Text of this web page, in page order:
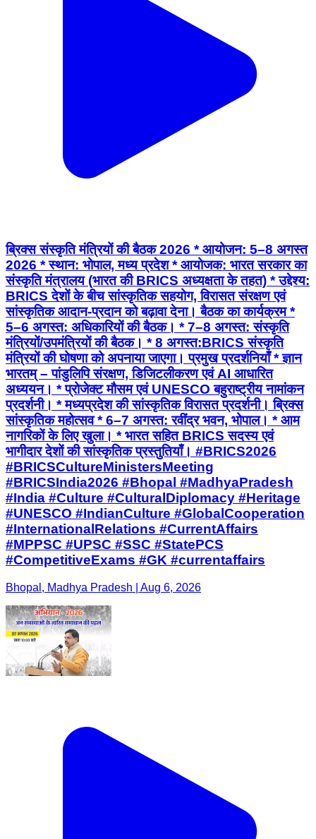
ब्रिक्स संस्कृति मंत्रियों की बैठक 2026 * आयोजन: 5–8 अगस्त
2026 * स्थान: भोपाल, मध्य प्रदेश * आयोजक: भारत सरकार का
संस्कृति मंत्रालय (भारत की BRICS अध्यक्षता के तहत) * उद्देश्य:
BRICS देशों के बीच सांस्कृतिक सहयोग, विरासत संरक्षण एवं
सांस्कृतिक आदान-प्रदान को बढ़ावा देना। बैठक का कार्यक्रम *
5–6 अगस्त: अधिकारियों की बैठक। * 7–8 अगस्त: संस्कृति
मंत्रियों/उपमंत्रियों की बैठक। * 8 अगस्त:BRICS संस्कृति
मंत्रियों की घोषणा को अपनाया जाएगा। प्रमुख प्रदर्शनियाँ * ज्ञान
भारतम् – पांडुलिपि संरक्षण, डिजिटलीकरण एवं AI आधारित
अध्ययन। * प्रोजेक्ट मौसम एवं UNESCO बहुराष्ट्रीय नामांकन
प्रदर्शनी। * मध्यप्रदेश की सांस्कृतिक विरासत प्रदर्शनी। ब्रिक्स
सांस्कृतिक महोत्सव * 6–7 अगस्त: रवींद्र भवन, भोपाल। * आम
नागरिकों के लिए खुला। * भारत सहित BRICS सदस्य एवं
भागीदार देशों की सांस्कृतिक प्रस्तुतियाँ। #BRICS2026
#BRICSCultureMinistersMeeting
#BRICSIndia2026 #Bhopal #MadhyaPradesh
#India #Culture #CulturalDiplomacy #Heritage
#UNESCO #IndianCulture #GlobalCooperation
#InternationalRelations #CurrentAffairs
#MPPSC #UPSC #SSC #StatePCS
#CompetitiveExams #GK #currentaffairs
Bhopal, Madhya Pradesh | Aug 6, 2026